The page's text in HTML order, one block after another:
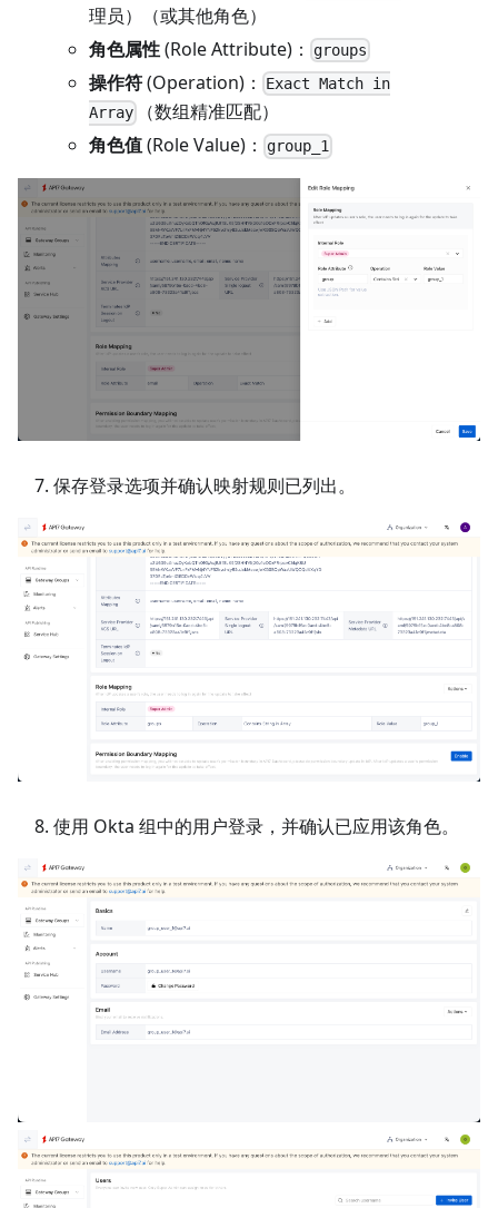
理员）（或其他角色）
角色属性(Role Attribute)： groups
操作符(Operation)：
Exact Match in
Array
（数组精准匹配）
角色值(Role Value)： group_1
保存登录选项并确认映射规则已列出。
使用 Okta 组中的用户登录，并确认已应用该角色。